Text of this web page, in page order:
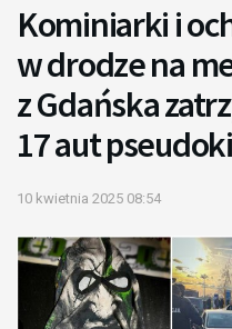
Kominiarki i
w drodze na
z Gdańska
17 aut
10 kwietnia 2025 08:54